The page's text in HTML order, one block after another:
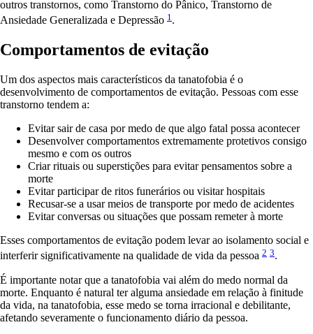
outros transtornos, como Transtorno do Pânico, Transtorno de
Ansiedade Generalizada e Depressão 1 .
Comportamentos de evitação
Um dos aspectos mais característicos da tanatofobia é o
desenvolvimento de comportamentos de evitação. Pessoas com esse
transtorno tendem a:
Evitar sair de casa por medo de que algo fatal possa acontecer
Desenvolver comportamentos extremamente protetivos consigo
mesmo e com os outros
Criar rituais ou superstições para evitar pensamentos sobre a
morte
Evitar participar de ritos funerários ou visitar hospitais
Recusar-se a usar meios de transporte por medo de acidentes
Evitar conversas ou situações que possam remeter à morte
Esses comportamentos de evitação podem levar ao isolamento social e
interferir significativamente na qualidade de vida da pessoa 2 3.
É importante notar que a tanatofobia vai além do medo normal da
morte. Enquanto é natural ter alguma ansiedade em relação à finitude
da vida, na tanatofobia, esse medo se torna irracional e debilitante,
afetando severamente o funcionamento diário da pessoa.